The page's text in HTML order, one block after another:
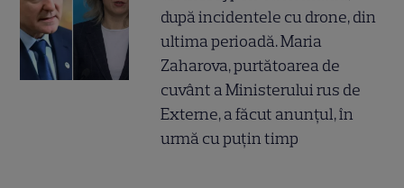
după incidentele cu drone, din
ultima perioadă. Maria
Zaharova, purtătoarea de
cuvânt a Ministerului rus de
Externe, a făcut anunțul, în
urmă cu puțin timp